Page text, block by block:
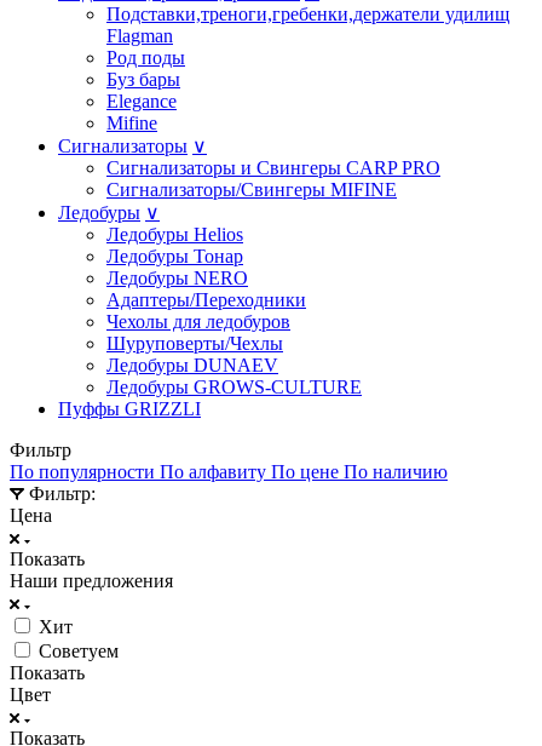
Подставки,треноги,гребенки,держатели удилищ
Flagman
Род поды
Буз бары
Elegance
Mifine
Сигнализаторы ∨
Сигнализаторы и Свингеры CARP PRO
Сигнализаторы/Свингеры MIFINE
Ледобуры ∨
Ледобуры Helios
Ледобуры Тонар
Ледобуры NERO
Адаптеры/Переходники
Чехолы для ледобуров
Шуруповерты/Чехлы
Ледобуры DUNAEV
Ледобуры GROWS-CULTURE
Пуффы GRIZZLI
Фильтр
По популярности По алфавиту По цене По наличию
Фильтр:
Цена
Показать
Наши предложения
Хит
Советуем
Показать
Цвет
Показать